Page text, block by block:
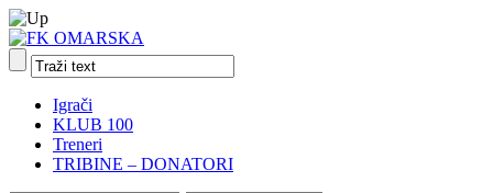
Igrači
KLUB 100
Treneri
TRIBINE – DONATORI